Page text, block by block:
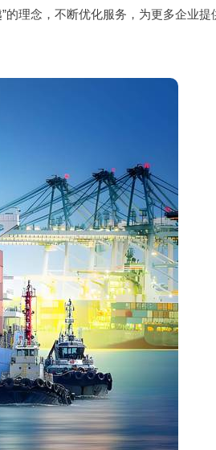
理念，不断优化服务，为更多企业提